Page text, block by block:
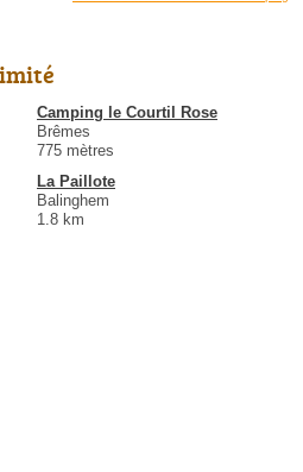
Camping le Courtil Rose
Brêmes
775 mètres
La Paillote
Balinghem
1.8 km